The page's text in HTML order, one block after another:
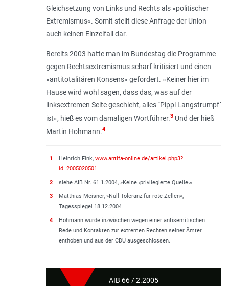
Gleichsetzung von Links und Rechts als »politischer
Extremismus«. Somit stellt diese Anfrage der Union
auch keinen Einzelfall dar.
Bereits 2003 hatte man im Bundestag die Programme
gegen Rechtsextremismus scharf kritisiert und einen
»antitotalitären Konsens« gefordert. »Keiner hier im
Hause wird wohl sagen, dass das, was auf der
linksextremen Seite geschieht, alles ´Pippi Langstrumpf´
ist«, hieß es vom damaligen Wortführer.3Und der hieß
Martin Hohmann.4
1 Heinrich Fink, www.antifa-online.de/artikel.php3?
id=2005020501
2 siehe AIB Nr. 61 1.2004, »Keine ›privilegierte Quelle‹«
3
Matthias Meisner, »Null Toleranz für rote Zellen«,
Tagesspiegel 18.12.2004
4
Hohmann wurde inzwischen wegen einer antisemitischen
Rede und Kontakten zur extremen Rechten seiner Ämter
enthoben und aus der CDU ausgeschlossen.
AIB 66 / 2.2005